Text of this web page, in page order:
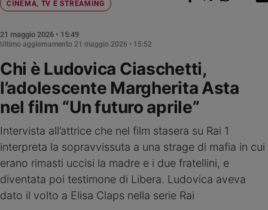
Fede
spiritualità
Santi
Devozione
e
fede
Parola
giorno
Santo
del
CINEMA, TV E STREAMING
Chi è Ludovica Ciaschetti,
l’adolescente Margherita Asta
nel film “Un futuro aprile”
Intervista all’attrice che nel film stasera su Rai 1
interpreta la sopravvissuta a una strage di mafia in cui
erano rimasti uccisi la madre e i due fratellini, e
diventata poi testimone di Libera. Ludovica aveva
dato il volto a Elisa Claps nella serie Rai
21 maggio 2026 • 15:49
Ultimo aggiornamento 21 maggio 2026 • 15:52